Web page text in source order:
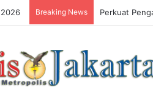
Breaking News Perkuat